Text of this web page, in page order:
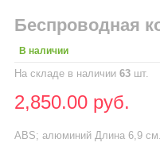
Беспроводная
В наличии
На складе в наличии63 шт.
2,850.00 руб.
ABS; алюминий Длина 6,9